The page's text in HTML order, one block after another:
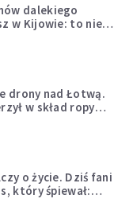
dalekiego
w Kijowie: to nie
wojny
drony nad Łotwą.
w skład ropy
o życie. Dziś fani
który śpiewał: